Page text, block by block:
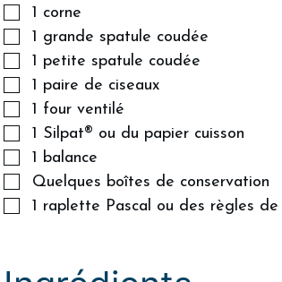
1 corne
1 grande spatule coudée
1 petite spatule coudée
1 paire de ciseaux
1 four ventilé
1 Silpat® ou du papier cuisson
1 balance
Quelques boîtes de conservation
1 raplette Pascal ou des règles